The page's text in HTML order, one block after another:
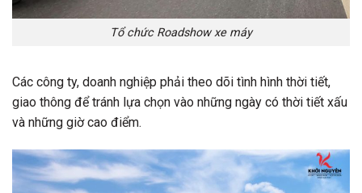
Tổ chức Roadshow xe máy
Các công ty, doanh nghiệp phải theo dõi tình hình thời tiết,
giao thông để tránh lựa chọn vào những ngày có thời tiết xấu
và những giờ cao điểm.